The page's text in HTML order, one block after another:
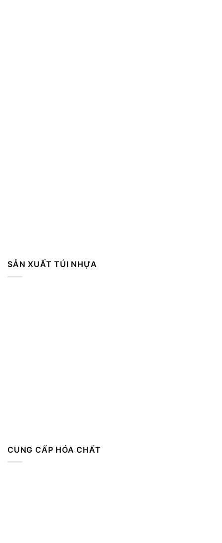
SẢN XUẤT TÚI NHỰA
CUNG CẤP HÓA CHẤT